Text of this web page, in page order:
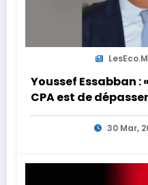
Youssef Essabban :
CPA est de
traditionnels et
formation en30 Mar,